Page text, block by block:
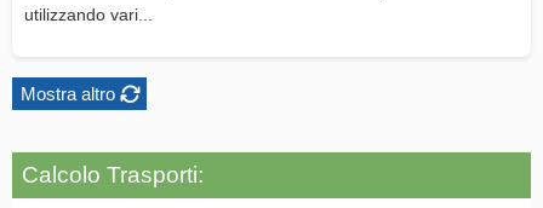
utilizzando vari...
Mostra altro
Calcolo Trasporti: